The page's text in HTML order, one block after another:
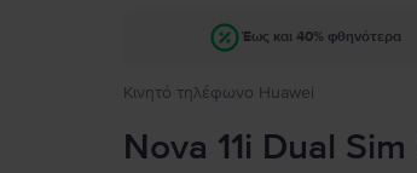
Έως και 40% φθηνότερα
Κινητό τηλέφωνο Huawei
Nova 11i Dual Sim